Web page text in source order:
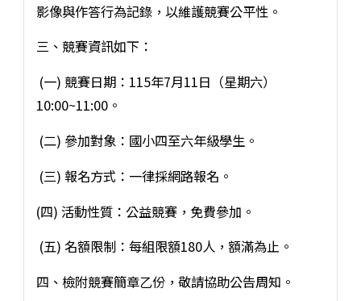
影像與作答行為記錄，以維護競賽公平性。
三、競賽資訊如下：
(一) 競賽日期：115年7月11日（星期六）
10:00~11:00。
(二) 參加對象：國小四至六年級學生。
(三) 報名方式：一律採網路報名。
(四) 活動性質：公益競賽，免費參加。
(五) 名額限制：每組限額180人，額滿為止。
四、檢附競賽簡章乙份，敬請協助公告周知。